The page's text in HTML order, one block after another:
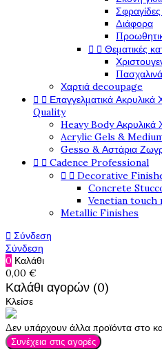
Διάφορα
  Θεματικές
Χαρτιά decoupage
  Επαγγελματικά
Quality
Heavy Body Ακρυλικά
Acrylic Gels &
Gesso & Αστάρια
  Cadence Professional
  Decorative
Concrete
Venetian
Metallic Finishes
 Σύνδεση
Σύνδεση
0 Καλάθι
0,00 €
Καλάθι αγορών (0)
Κλείσε
Δεν υπάρχουν άλλα προϊόντα στο
Συνέχεια στις αγορές